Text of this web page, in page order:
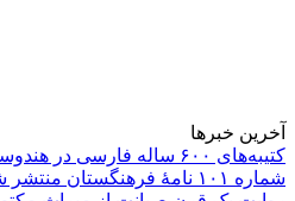
کتیبه‌های ۶۰۰ ساله فارسی در هندوستان
شماره ۱۰۱ نامۀ فرهنگستان منتشر شد
روایت یک قرن صیانت از میراث مکتوب